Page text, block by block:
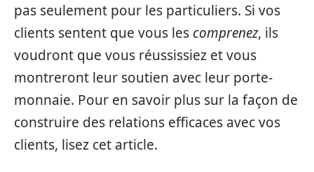
pas seulement pour les particuliers. Si vos
clients sentent que vous les comprenez, ils
voudront que vous réussissiez et vous
montreront leur soutien avec leur porte-
monnaie. Pour en savoir plus sur la façon de
construire des relations efficaces avec vos
clients, lisez cet article.